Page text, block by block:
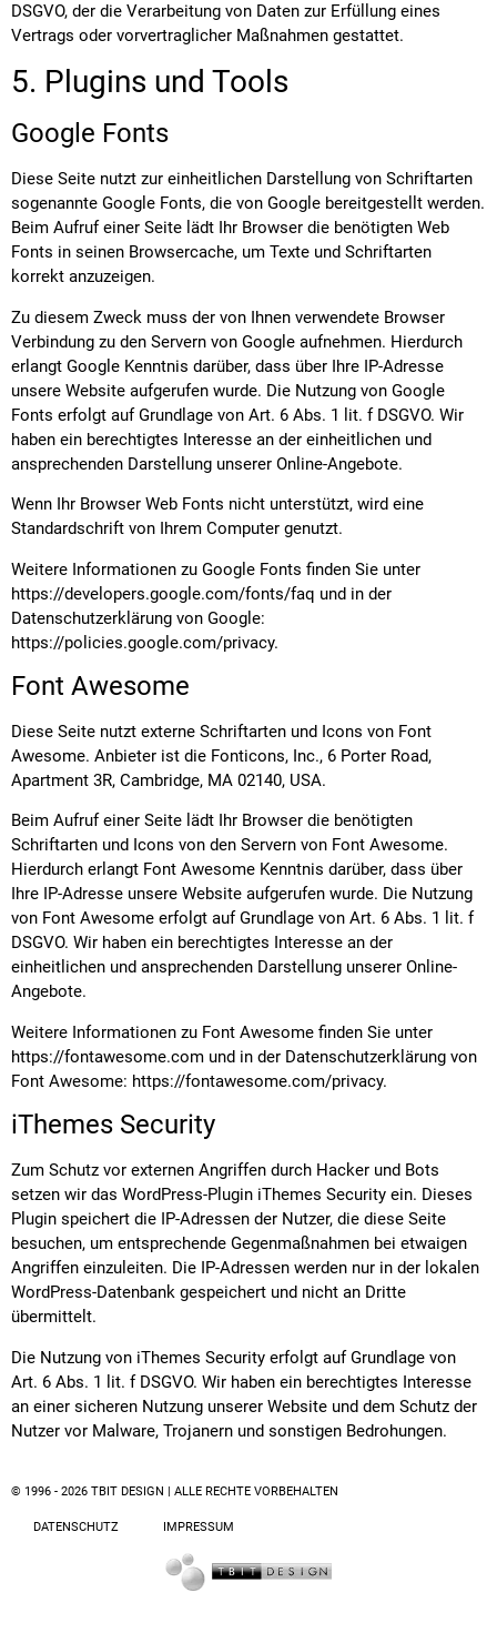
DSGVO, der die Verarbeitung von Daten zur Erfüllung eines
Vertrags oder vorvertraglicher Maßnahmen gestattet.
5. Plugins und Tools
Google Fonts
Diese Seite nutzt zur einheitlichen Darstellung von Schriftarten
sogenannte Google Fonts, die von Google bereitgestellt werden.
Beim Aufruf einer Seite lädt Ihr Browser die benötigten Web
Fonts in seinen Browsercache, um Texte und Schriftarten
korrekt anzuzeigen.
Zu diesem Zweck muss der von Ihnen verwendete Browser
Verbindung zu den Servern von Google aufnehmen. Hierdurch
erlangt Google Kenntnis darüber, dass über Ihre IP-Adresse
unsere Website aufgerufen wurde. Die Nutzung von Google
Fonts erfolgt auf Grundlage von Art. 6 Abs. 1 lit. f DSGVO. Wir
haben ein berechtigtes Interesse an der einheitlichen und
ansprechenden Darstellung unserer Online-Angebote.
Wenn Ihr Browser Web Fonts nicht unterstützt, wird eine
Standardschrift von Ihrem Computer genutzt.
Weitere Informationen zu Google Fonts finden Sie unter
https://developers.google.com/fonts/faq und in der
Datenschutzerklärung von Google:
https://policies.google.com/privacy.
Font Awesome
Diese Seite nutzt externe Schriftarten und Icons von Font
Awesome. Anbieter ist die Fonticons, Inc., 6 Porter Road,
Apartment 3R, Cambridge, MA 02140, USA.
Beim Aufruf einer Seite lädt Ihr Browser die benötigten
Schriftarten und Icons von den Servern von Font Awesome.
Hierdurch erlangt Font Awesome Kenntnis darüber, dass über
Ihre IP-Adresse unsere Website aufgerufen wurde. Die Nutzung
von Font Awesome erfolgt auf Grundlage von Art. 6 Abs. 1 lit. f
DSGVO. Wir haben ein berechtigtes Interesse an der
einheitlichen und ansprechenden Darstellung unserer Online-
Angebote.
Weitere Informationen zu Font Awesome finden Sie unter
https://fontawesome.com und in der Datenschutzerklärung von
Font Awesome: https://fontawesome.com/privacy.
iThemes Security
Zum Schutz vor externen Angriffen durch Hacker und Bots
setzen wir das WordPress-Plugin iThemes Security ein. Dieses
Plugin speichert die IP-Adressen der Nutzer, die diese Seite
besuchen, um entsprechende Gegenmaßnahmen bei etwaigen
Angriffen einzuleiten. Die IP-Adressen werden nur in der lokalen
WordPress-Datenbank gespeichert und nicht an Dritte
übermittelt.
Die Nutzung von iThemes Security erfolgt auf Grundlage von
Art. 6 Abs. 1 lit. f DSGVO. Wir haben ein berechtigtes Interesse
an einer sicheren Nutzung unserer Website und dem Schutz der
Nutzer vor Malware, Trojanern und sonstigen Bedrohungen.
© 1996 - 2026 TBIT DESIGN | ALLE RECHTE VORBEHALTEN
DATENSCHUTZ IMPRESSUM